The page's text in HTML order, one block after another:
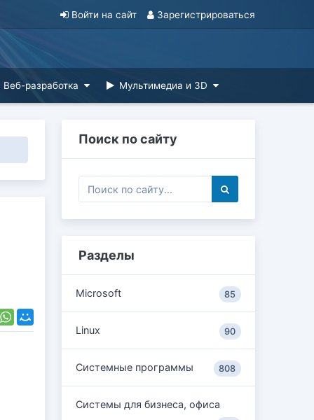
Войти на сайт Зарегистрироваться
Веб-разработка Мультимедиа и 3D
Поиск по сайту
Разделы
Microsoft 85
Linux 90
Системные программы 808
Системы для бизнеса, офиса